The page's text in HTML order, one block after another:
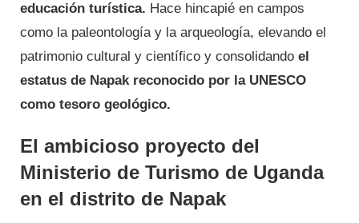
educación turística. Hace hincapié en campos
como la paleontología y la arqueología, elevando el
patrimonio cultural y científico y consolidando el
estatus de Napak reconocido por la UNESCO
como tesoro geológico.
El ambicioso proyecto del
Ministerio de Turismo de Uganda
en el distrito de Napak